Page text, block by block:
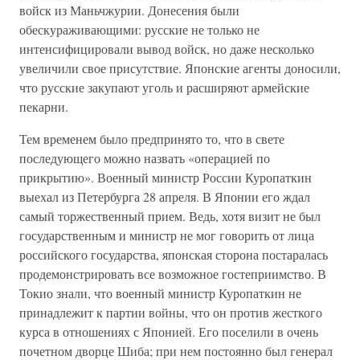
войск из Маньчжурии. Донесения были
обескураживающими: русские не только не
интенсифицировали вывод войск, но даже несколько
увеличили свое присутствие. Японские агенты доносили,
что русские закупают уголь и расширяют армейские
пекарни.
Тем временем было предпринято то, что в свете
последующего можно назвать «операцией по
прикрытию». Военный министр России Куропаткин
выехал из Петербурга 28 апреля. В Японии его ждал
самый торжественный прием. Ведь, хотя визит не был
государственным и министр не мог говорить от лица
российского государства, японская сторона постаралась
продемонстрировать все возможное гостеприимство. В
Токио знали, что военный министр Куропаткин не
принадлежит к партии войны, что он против жесткого
курса в отношениях с Японией. Его поселили в очень
почетном дворце Шиба; при нем постоянно был генерал